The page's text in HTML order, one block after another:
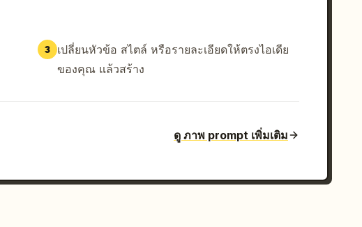
3
เปลี่ยนหัวข้อ สไตล์ หรือรายละเอียดให้ตรงไอเดีย
ของคุณ แล้วสร้าง
ดู ภาพ prompt เพิ่มเติม